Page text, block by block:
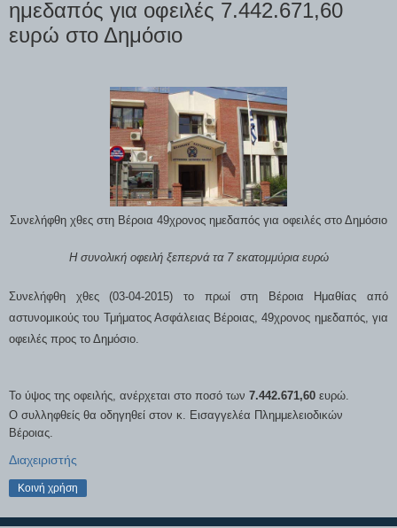
ημεδαπός για οφειλές 7.442.671,60
ευρώ στο Δημόσιο
Συνελήφθη χθες στη Βέροια 49χρονος ημεδαπός για οφειλές στο Δημόσιο
Η συνολική οφειλή ξεπερνά τα 7 εκατομμύρια ευρώ
Συνελήφθη χθες (03-04-2015) το πρωί στη Βέροια Ημαθίας από
αστυνομικούς του Τμήματος Ασφάλειας Βέροιας, 49χρονος ημεδαπός, για
οφειλές προς το Δημόσιο.
Το ύψος της οφειλής, ανέρχεται στο ποσό των 7.442.671,60 ευρώ.
Ο συλληφθείς θα οδηγηθεί στον κ. Εισαγγελέα Πλημμελειοδικών
Βέροιας.
Διαχειριστής
Κοινή χρήση